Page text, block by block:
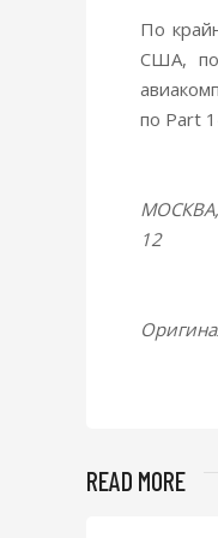
По
США, по
по Part
МОСКВА,
12
READ MORE